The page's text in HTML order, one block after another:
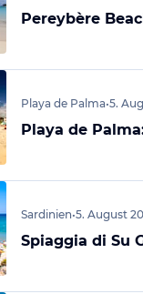
Pereybère
Playa de Palma•5.
Playa de
Sardinien•5. August
Spiaggia di Su